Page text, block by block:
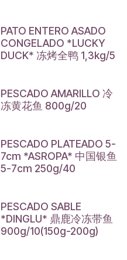
PATO ENTERO ASADO
CONGELADO *LUCKY
DUCK* 冻烤全鸭 1,3kg/5
PESCADO AMARILLO 冷
冻黄花鱼 800g/20
PESCADO PLATEADO 5-
7cm *ASROPA* 中国银鱼
5-7cm 250g/40
PESCADO SABLE
*DINGLU* 鼎鹿冷冻带鱼
900g/10(150g-200g)